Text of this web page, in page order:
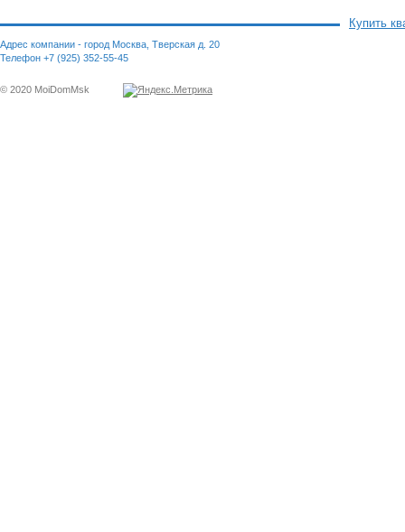
Купить
Адрес компании - город Москва, Тверская д. 20
Телефон +7 (925) 352-55-45
© 2020 MoiDomMsk